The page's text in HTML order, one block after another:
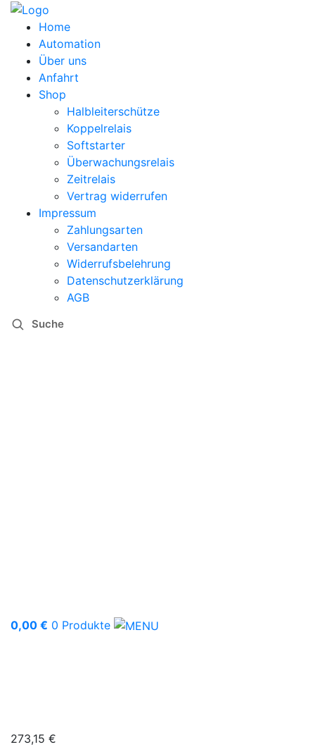
Home
Automation
Über uns
Anfahrt
Shop
Halbleiterschütze
Koppelrelais
Softstarter
Überwachungsrelais
Zeitrelais
Vertrag widerrufen
Impressum
Zahlungsarten
Versandarten
Widerrufsbelehrung
Datenschutzerklärung
AGB
Suche
0,00 € 0 Produkte
273,15 €